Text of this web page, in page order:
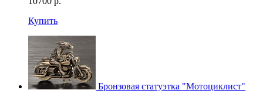
Купить
Бронзовая статуэтка "Мотоциклист"